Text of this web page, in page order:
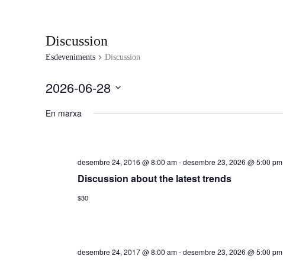
Discussion
Esdeveniments Discussion
2026-06-28
Selecciona
En marxa
desembre 24, 2016 @ 8:00 am-desembre 23, 2026 @ 5:00 pm
Discussion about the latest trends
$30
desembre 24, 2017 @ 8:00 am-desembre 23, 2026 @ 5:00 pm